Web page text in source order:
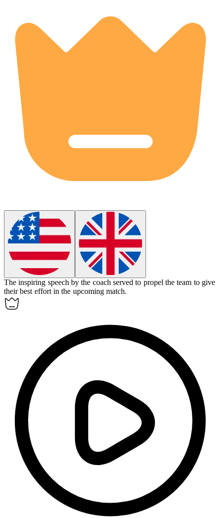
The inspiring speech by the coach served to propel the team to give
their best effort in the upcoming match.